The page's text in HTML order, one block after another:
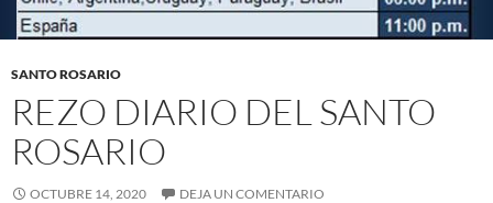
SANTO ROSARIO
REZO DIARIO DEL SANTO
ROSARIO
OCTUBRE 14, 2020 DEJA UN COMENTARIO